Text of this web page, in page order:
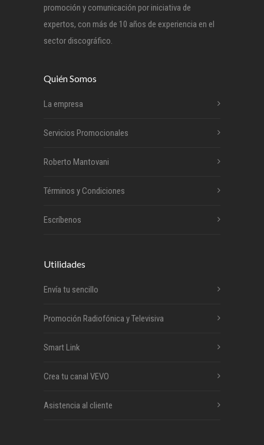
promoción y comunicación por iniciativa de
expertos, con más de 10 años de experiencia en el
sector discográfico.
Quién Somos
La empresa
Servicios Promocionales
Roberto Mantovani
Términos y Condiciones
Escríbenos
Utilidades
Envía tu sencillo
Promoción Radiofónica y Televisiva
Smart Link
Crea tu canal VEVO
Asistencia al cliente